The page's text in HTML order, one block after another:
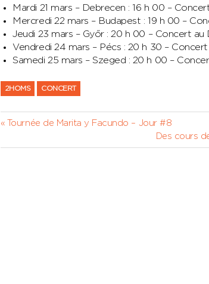
Mardi 21 mars – Debrecen : 16 h 00 –
Mercredi 22 mars – Budapest : 19 h 00 –
Jeudi 23 mars – Győr : 20 h 00 – Concert au
Vendredi 24 mars – Pécs : 20 h 30 – Concert
Samedi 25 mars – Szeged : 20 h 00 –
2HOMS CONCERT
Navigation
de
Previous
Tournée de Marita y Facundo – Jour #8
Next
Post:
Des cours